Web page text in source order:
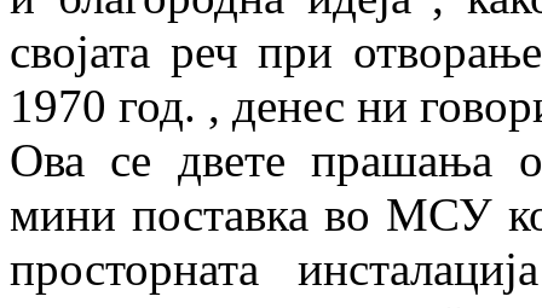
својата реч при
1970 год. , денес ни
Ова се двете прашања
мини поставка во МСУ
просторната